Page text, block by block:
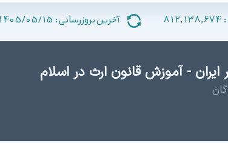
812,138,674 آخرین بروزرسانی : 1405/05/15
ایران - آموزش قانون ارث در اسلام